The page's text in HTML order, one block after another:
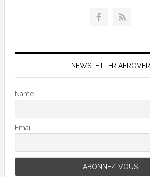
NEWSLETTER AEROVFR
Name
Email